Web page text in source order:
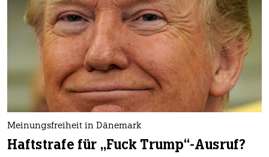
Meinungsfreiheit in Dänemark
Haftstrafe für „Fuck Trump“-Ausruf?